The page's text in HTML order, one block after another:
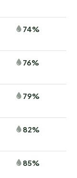
74%
76%
79%
82%
85%